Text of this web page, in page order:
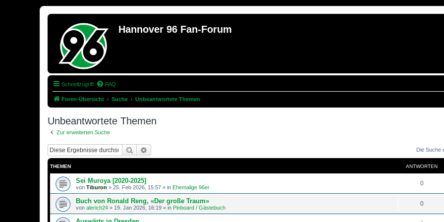
Hannover 96 Fan-Forum
Schnellzugriff FAQ
Foren-Übersicht Suche Unbeantwortete Themen
Unbeantwortete Themen
Zur erweiterten Suche
Suche Die Suche
THEMEN ANTWORTEN
Sei Muroya [2020-2025]
von Tiburon » 25. Feb 2026, 15:57 » in Ehemalige 96er
0
Buch von Ronald Reng, «Der große Traum»
von alerich24 » 19. Jan 2026, 16:19 » in Pinboard / Gästebuch
0